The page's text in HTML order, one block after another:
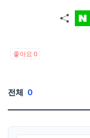
좋아요 0
전체 0